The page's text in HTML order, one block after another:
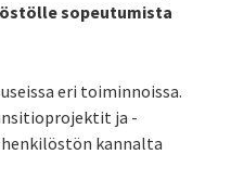
sopeutumista
eri toiminnoissa.
ja -
kannalta